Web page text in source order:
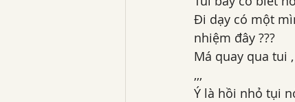
Đi dạy có một
nhiệm đây ???
Má quay qua tui
,,,
Ý là hồi nhỏ tụi